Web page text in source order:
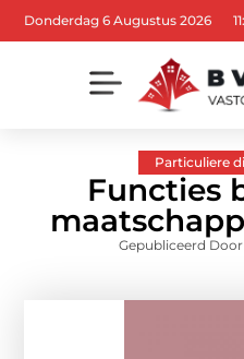
Donderdag 6 Augustus 2026
Particuliere
Functies
Gepubliceerd